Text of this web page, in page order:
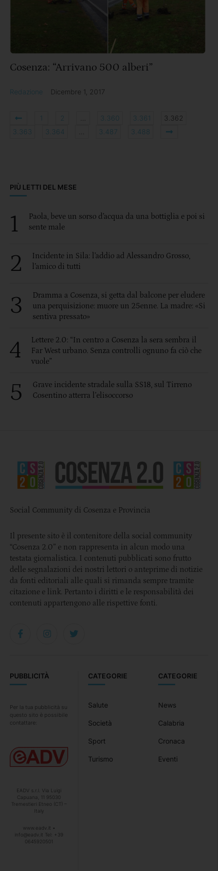
Cosenza: “Arrivano 500 alberi”
Redazione Dicembre 1, 2017
1 2 3.360 3.361
3.362
3.363
3.364 3.487 3.488
PIÙ LETTI DEL MESE
1
Paola, beve un sorso d’acqua da una bottiglia e poi si
sente male
2
Incidente in Sila: l’addio ad Alessandro Grosso,
l’amico di tutti
3
Dramma a Cosenza, si getta dal balcone per eludere
una perquisizione: muore un 25enne. La madre: «Si
sentiva pressato»
4
Lettere 2.0: “In centro a Cosenza la sera sembra il
Far West urbano. Senza controlli ognuno fa ciò che
vuole”
5
Grave incidente stradale sulla SS18, sul Tirreno
Cosentino atterra l’elisoccorso
CATEGORIE
News
Calabria
Cronaca
Eventi
CATEGORIE
Salute
Società
Sport
Turismo
PUBBLICITÀ
Per la tua pubblicità su
questo sito è possibile
contattare:
EADV s.r.l. Via Luigi
Capuana, 11 95030
Tremestieri Etneo (CT) –
Italy
www.eadv.it •
info@eadv.it Tel: +39
0645920501
Social Community di Cosenza e Provincia
Il presente sito è il contenitore della social community
“Cosenza 2.0” e non rappresenta in alcun modo una
testata giornalistica. I contenuti pubblicati sono frutto
delle segnalazioni dei nostri lettori o anteprime di notizie
da fonti editoriali alle quali si rimanda sempre tramite
citazione e link. Pertanto i diritti e le responsabilità dei
contenuti appartengono alle rispettive fonti.